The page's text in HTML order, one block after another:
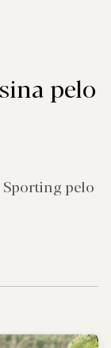
pelo
Sporting pelo